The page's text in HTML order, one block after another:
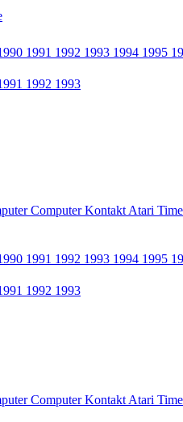
1991 1992 1993 1994 1995
1992 1993
Computer Kontakt Atari
1991 1992 1993 1994 1995
1992 1993
Computer Kontakt Atari